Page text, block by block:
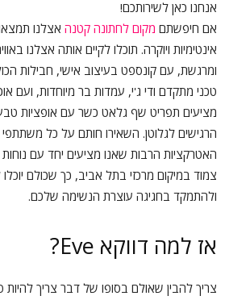
אנחנו כאן לשירותכם!
אם חיפשתם מקום לחתונה קטנה אצלנו
אינטימיות ויוקרה. תוכלו לקיים אותה אצלנו
ומרגשת, עם קונספט בעיצוב אישי, חבילות
טכני מתקדם ודי ג'י, עמדות בר מיוחדות, ועם
מציעים תפריט שף גלאט כשר עם אופציות
הרגישים לגלוטן. השאירו חותם על כל
האטרקציות הרבות שאנו מציעים יחד עם נוחות
צמוד במיקום מרכזי בתל אביב, כך שכולם יוכלו
ולהתמקד בחגיגה עוצרת הנשימה שלכם.
אז למה דווקא Eve?
צריך להבין שאולם בסופו של דבר צריך להיות